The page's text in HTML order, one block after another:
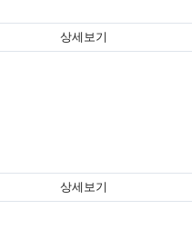
상세보기
상세보기